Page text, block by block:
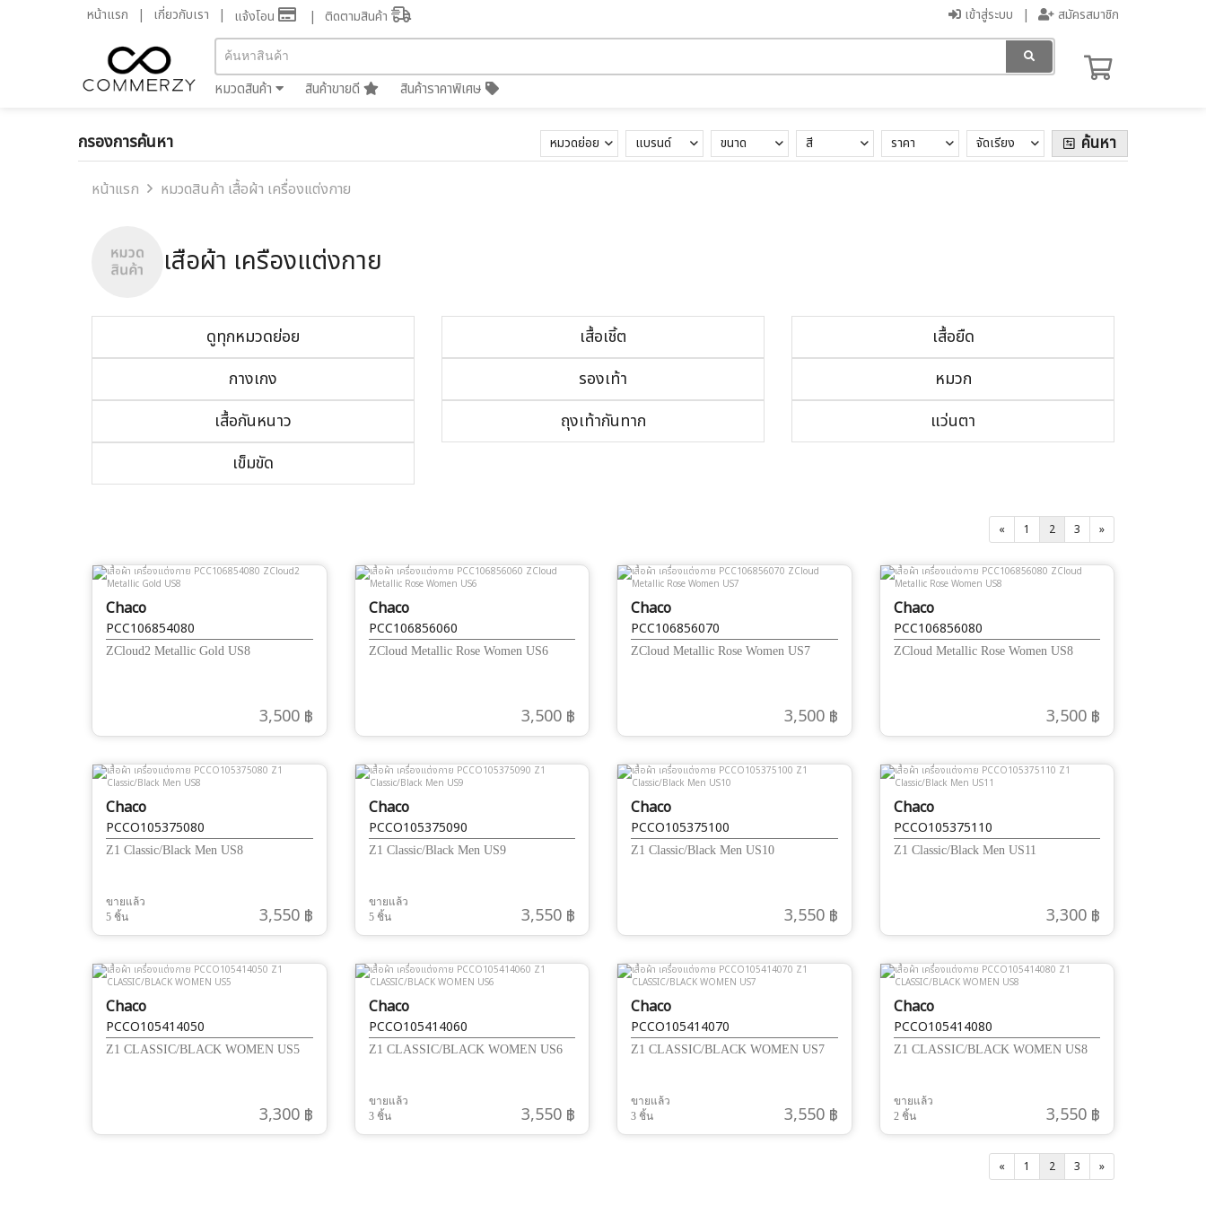
หน้าแรก เกี่ยวกับเรา แจ้งโอน ติดตามสินค้า เข้าสู่ระบบ สมัครสมาชิก
หมวดสินค้า สินค้าขายดี สินค้าราคาพิเศษ
กรองการค้นหา ค้นหา
จัดเรียง
ราคา
สี
ขนาด
แบรนด์
หมวดย่อย
หน้าแรก หมวดสินค้า เสื้อผ้า เครื่องแต่งกาย
เสื้อผ้า เครื่องแต่งกาย
ดูทุกหมวดย่อย เสื้อเชิ้ต
เสื้อยืด
กางเกง
รองเท้า
หมวก
เสื้อกันหนาว
ถุงเท้ากันทาก
แว่นตา
เข็มขัด
« 1 2 3 »
Chaco
PCC106854080
ZCloud2 Metallic Gold US8
3,500 ฿
Chaco
PCC106856060
ZCloud Metallic Rose Women US6
3,500 ฿
Chaco
PCC106856070
ZCloud Metallic Rose Women US7
3,500 ฿
Chaco
PCC106856080
ZCloud Metallic Rose Women US8
3,500 ฿
Chaco
PCCO105375080
Z1 Classic/Black Men US8
ขายแล้ว
5 ชิ้น
3,550 ฿
Chaco
PCCO105375090
Z1 Classic/Black Men US9
ขายแล้ว
5 ชิ้น
3,550 ฿
Chaco
PCCO105375100
Z1 Classic/Black Men US10
3,550 ฿
Chaco
PCCO105375110
Z1 Classic/Black Men US11
3,300 ฿
Chaco
PCCO105414050
Z1 CLASSIC/BLACK WOMEN US5
3,300 ฿
Chaco
PCCO105414060
Z1 CLASSIC/BLACK WOMEN US6
ขายแล้ว
3 ชิ้น
3,550 ฿
Chaco
PCCO105414070
Z1 CLASSIC/BLACK WOMEN US7
ขายแล้ว
3 ชิ้น
3,550 ฿
Chaco
PCCO105414080
Z1 CLASSIC/BLACK WOMEN US8
ขายแล้ว
2 ชิ้น
3,550 ฿
« 1 2 3 »